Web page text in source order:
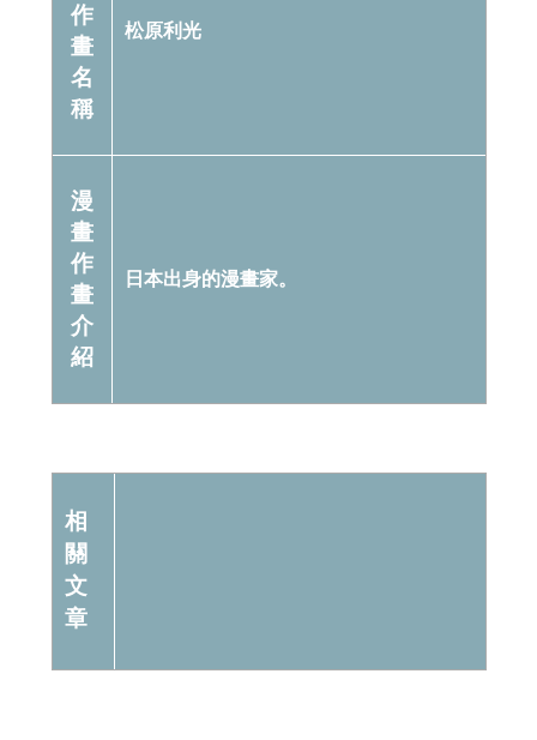
作
畫
名
稱
松原利光
漫
畫
作
畫
介
紹
日本出身的漫畫家。
相
關
文
章